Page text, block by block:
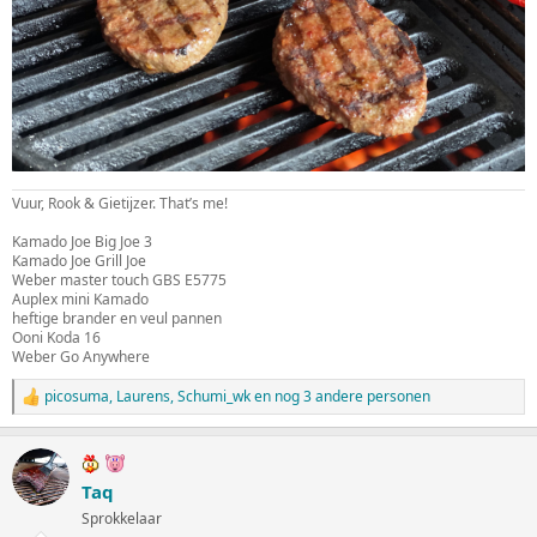
Vuur, Rook & Gietijzer. That’s me!
Kamado Joe Big Joe 3
Kamado Joe Grill Joe
Weber master touch GBS E5775
Auplex mini Kamado
heftige brander en veul pannen
Ooni Koda 16
Weber Go Anywhere
W
a
r
d
e
picosuma, Laurens,Schumi_wken nog 3 andere personen
Taq
Sprokkelaar